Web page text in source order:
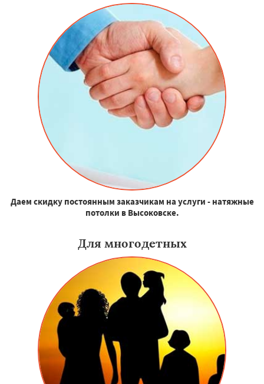
Даем скидку постоянным заказчикам на услуги - натяжные
потолки в Высоковске.
Для многодетных